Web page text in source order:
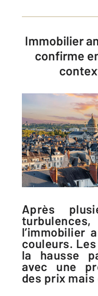
Immobilier
confirme
Après plusieurs années de
l’immobilier
couleurs.
la hausse
avec une
des prix